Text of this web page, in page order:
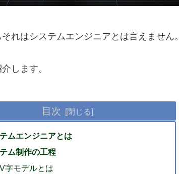
れはシステムエンジニアとは言えません。
します。
目次
ムエンジニアとは
ム制作の工程
V字モデルとは